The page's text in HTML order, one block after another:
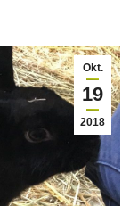
Okt.
19
2018